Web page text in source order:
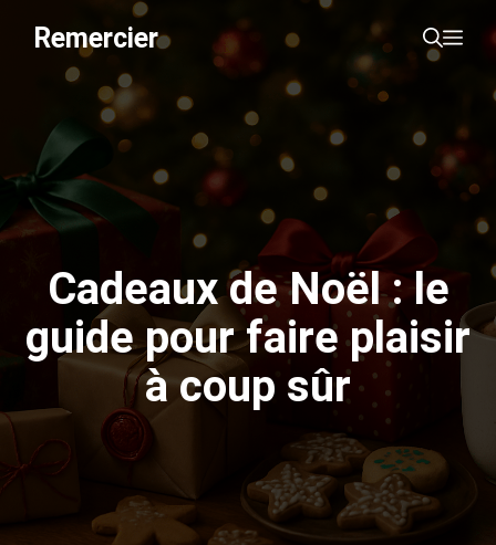
contenu
Remercier
Cadeaux de Noël : le
guide pour faire plaisir
à coup sûr